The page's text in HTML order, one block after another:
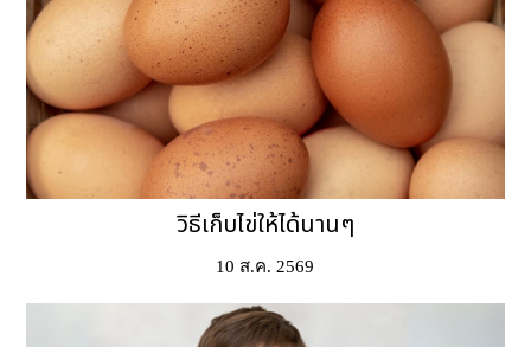
วิธีเก็บไข่ให้ได้นานๆ
10 ส.ค. 2569